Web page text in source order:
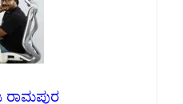
ರಾಮಪುರ